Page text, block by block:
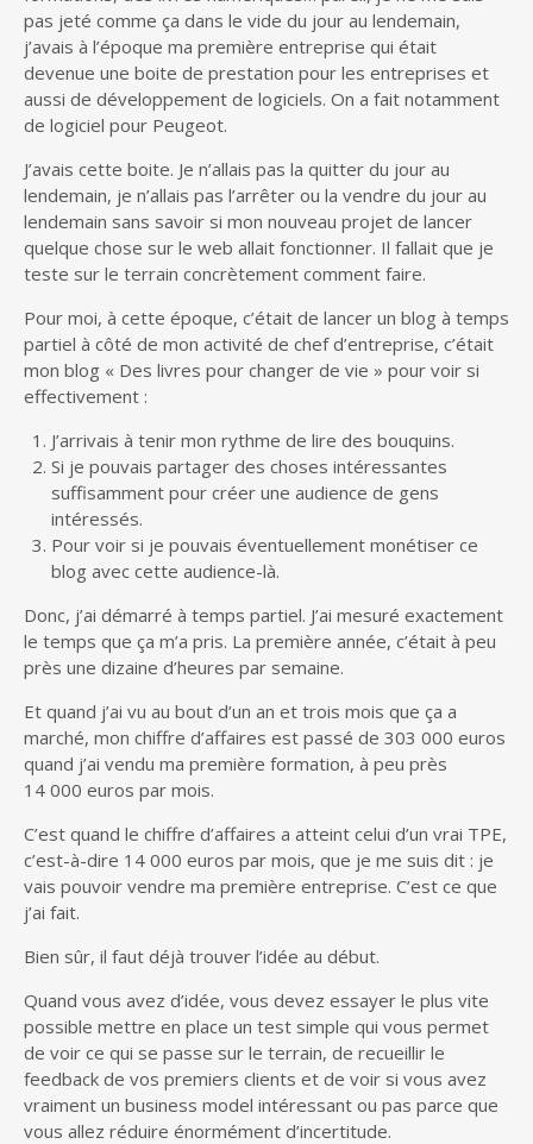
pas jeté comme ça dans le vide du jour au lendemain,
j’avais à l’époque ma première entreprise qui était
devenue une boite de prestation pour les entreprises et
aussi de développement de logiciels. On a fait notamment
de logiciel pour Peugeot.
J’avais cette boite. Je n’allais pas la quitter du jour au
lendemain, je n’allais pas l’arrêter ou la vendre du jour au
lendemain sans savoir si mon nouveau projet de lancer
quelque chose sur le web allait fonctionner. Il fallait que je
teste sur le terrain concrètement comment faire.
Pour moi, à cette époque, c’était de lancer un blog à temps
partiel à côté de mon activité de chef d’entreprise, c’était
mon blog « Des livres pour changer de vie » pour voir si
effectivement :
J’arrivais à tenir mon rythme de lire des bouquins.
Si je pouvais partager des choses intéressantes
suffisamment pour créer une audience de gens
intéressés.
Pour voir si je pouvais éventuellement monétiser ce
blog avec cette audience-là.
Donc, j’ai démarré à temps partiel. J’ai mesuré exactement
le temps que ça m’a pris. La première année, c’était à peu
près une dizaine d’heures par semaine.
Et quand j’ai vu au bout d’un an et trois mois que ça a
marché, mon chiffre d’affaires est passé de 303 000 euros
quand j’ai vendu ma première formation, à peu près
14 000 euros par mois.
C’est quand le chiffre d’affaires a atteint celui d’un vrai TPE,
c’est-à-dire 14 000 euros par mois, que je me suis dit : je
vais pouvoir vendre ma première entreprise. C’est ce que
j’ai fait.
Bien sûr, il faut déjà trouver l’idée au début.
Quand vous avez d’idée, vous devez essayer le plus vite
possible mettre en place un test simple qui vous permet
de voir ce qui se passe sur le terrain, de recueillir le
feedback de vos premiers clients et de voir si vous avez
vraiment un business model intéressant ou pas parce que
vous allez réduire énormément d’incertitude.